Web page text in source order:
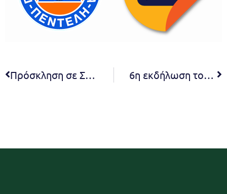
Πρόσκληση σε Συνεδρίαση της Επιτροπής Αντιρρήσεων Δασικών Χαρτών Πεντέλης και Νέας Πεντέλης – Ημερομηνία Συνεδρίασης 20-5-2025 6η εκδήλωση του Ελεύθερου Πανεπιστημίου ‘Διαδρομές στον ουρανό’